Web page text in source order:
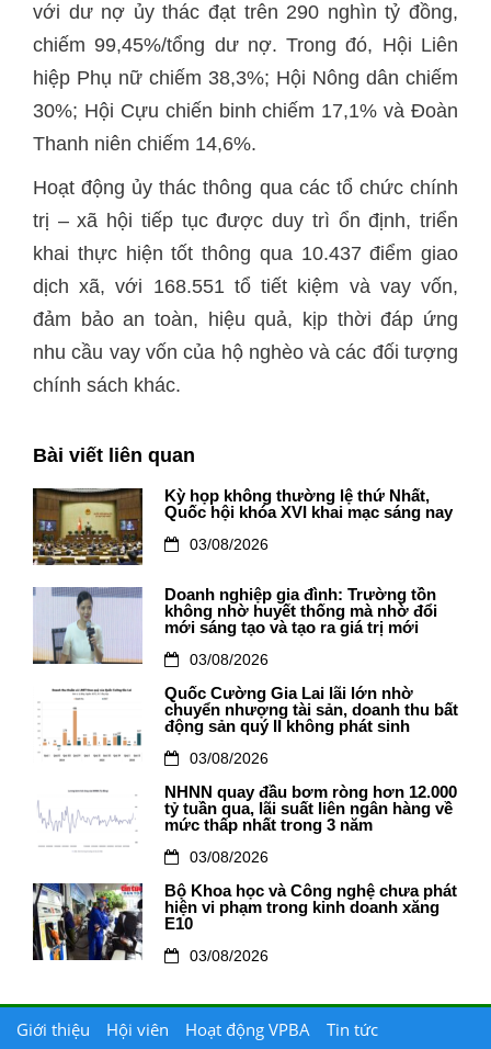
với dư nợ ủy thác đạt trên 290 nghìn tỷ đồng,
chiếm 99,45%/tổng dư nợ. Trong đó, Hội Liên
hiệp Phụ nữ chiếm 38,3%; Hội Nông dân chiếm
30%; Hội Cựu chiến binh chiếm 17,1% và Đoàn
Thanh niên chiếm 14,6%.
Hoạt động ủy thác thông qua các tổ chức chính
trị – xã hội tiếp tục được duy trì ổn định, triển
khai thực hiện tốt thông qua 10.437 điểm giao
dịch xã, với 168.551 tổ tiết kiệm và vay vốn,
đảm bảo an toàn, hiệu quả, kịp thời đáp ứng
nhu cầu vay vốn của hộ nghèo và các đối tượng
chính sách khác.
Bài viết liên quan
Kỳ họp không thường lệ thứ Nhất,
Quốc hội khóa XVI khai mạc sáng nay
03/08/2026
Doanh nghiệp gia đình: Trường tồn
không nhờ huyết thống mà nhờ đổi
mới sáng tạo và tạo ra giá trị mới
03/08/2026
Quốc Cường Gia Lai lãi lớn nhờ
chuyển nhượng tài sản, doanh thu bất
động sản quý II không phát sinh
03/08/2026
NHNN quay đầu bơm ròng hơn 12.000
tỷ tuần qua, lãi suất liên ngân hàng về
mức thấp nhất trong 3 năm
03/08/2026
Bộ Khoa học và Công nghệ chưa phát
hiện vi phạm trong kinh doanh xăng
E10
03/08/2026
Giới thiệu Hội viên Hoạt động VPBA Tin tức